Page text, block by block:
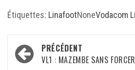
Étiquettes: LinafootNoneVodacom
Navigation
d’article
PRÉCÉDENT
VL1 : MAZEMBE SANS